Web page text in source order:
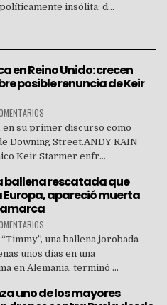
insólita: d...
en Reino Unido: crecen
posible renuncia de Keir
su primer discurso como
Downing Street.ANDY RAIN
Keir Starmer enfr...
ballena rescatada que
Europa, apareció muerta
una ballena jorobada
unos días en una
en Alemania, terminó ...
uno de los mayores